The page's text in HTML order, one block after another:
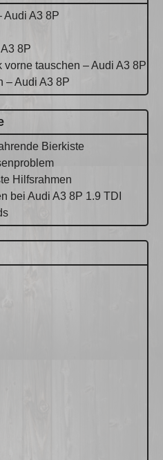
Audi A3 8P
8P
tauschen – Audi A3 8P
– Audi A3 8P
Bierkiste
Hilfsrahmen
bei Audi A3 8P 1.9 TDI